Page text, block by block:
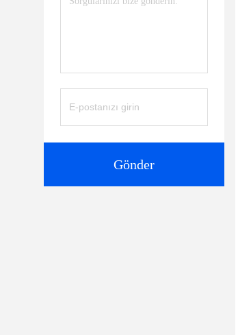
Gönder